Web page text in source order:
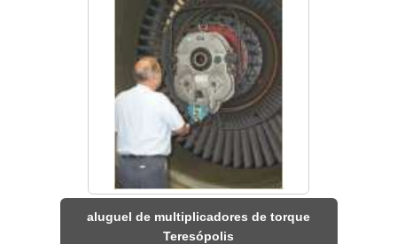
aluguel de multiplicadores de torque
Teresópolis